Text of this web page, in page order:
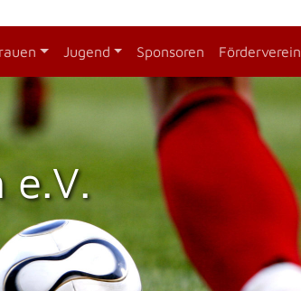
Jugend Sponsoren Förderverein
e.V.